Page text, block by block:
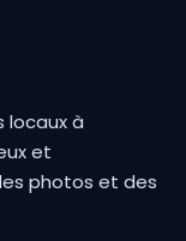
locaux à
et
photos et des